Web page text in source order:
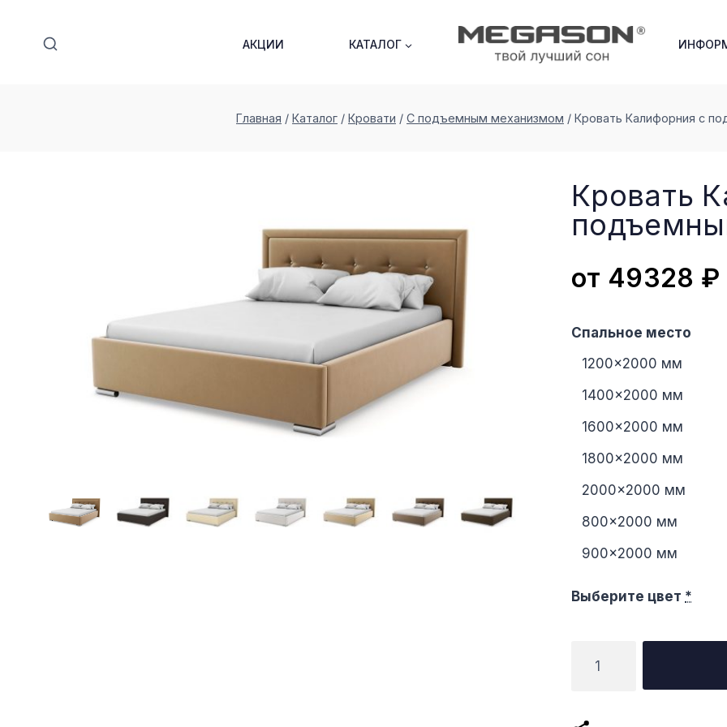
содержимому
АКЦИИ КАТАЛОГ
Главная / Каталог / Кровати / С подъемным механизмом / Кровать Калифорния с
Кровать
от 49328 ₽
Спальное место
1200×2000 мм
1400×2000 мм
1600×2000 мм
1800×2000 мм
2000×2000 мм
800×2000 мм
900×2000 мм
Выберите цвет *
товара
Калифорния